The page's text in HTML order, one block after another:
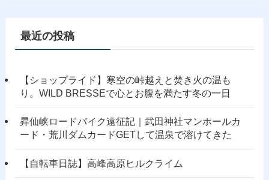
最近の投稿
【ショップライド】寒空の峠越えと焚き火の温も
り。WILD BRESSEで心とお腹を満たす冬の一日
昇仙峡ロードバイク遠征記｜武田神社マンホールカ
ード・荒川ダムカードGETして温泉で溶けてきた
【自転車日誌】高峰高原ヒルクライム